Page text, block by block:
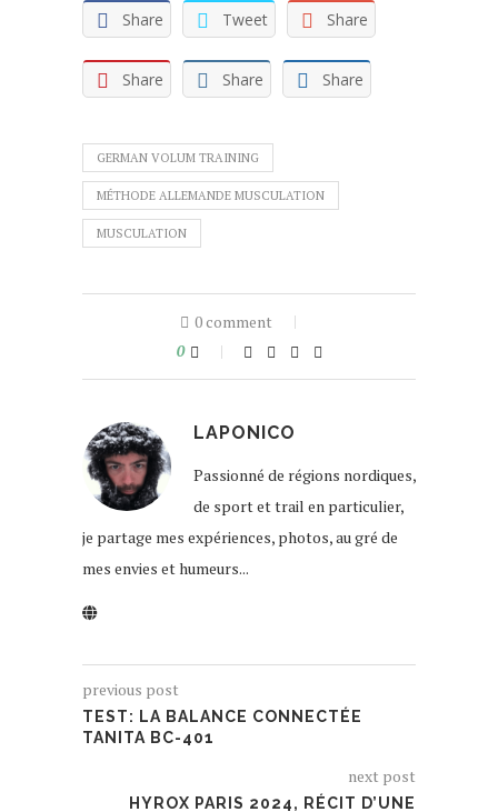
Share Tweet Share
Share Share Share
GERMAN VOLUM TRAINING
MÉTHODE ALLEMANDE MUSCULATION
MUSCULATION
0 comment
0
LAPONICO
Passionné de régions nordiques,
de sport et trail en particulier,
je partage mes expériences, photos, au gré de
mes envies et humeurs...
previous post
TEST: LA BALANCE CONNECTÉE
TANITA BC-401
next post
HYROX PARIS 2024, RÉCIT D’UNE